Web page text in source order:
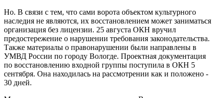
Но. В связи с тем, что сами ворота объектом культурного
наследия не являются, их восстановлением может заниматься
организация без лицензии. 25 августа ОКН вручил
предостережение о нарушении требования законодательства.
Также материалы о правонарушении были направлены в
УМВД России по городу Вологде. Проектная документация
по восстановлению входной группы поступила в ОКН 5
сентября. Она находилась на рассмотрении как и положено -
30 дней.